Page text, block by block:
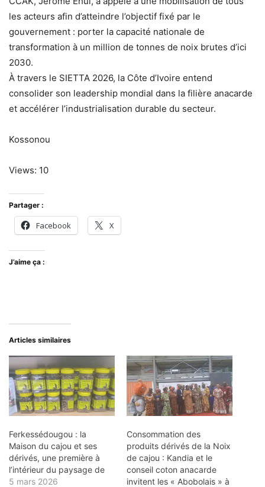
les acteurs afin d’atteindre l’objectif fixé par le
gouvernement : porter la capacité nationale de
transformation à un million de tonnes de noix brutes d’ici
2030.
À travers le SIETTA 2026, la Côte d’Ivoire entend
consolider son leadership mondial dans la filière anacarde
et accélérer l’industrialisation durable du secteur.
Kossonou
Views: 10
Partager :
Facebook X
J’aime ça :
Articles similaires
Ferkessédougou : la
Maison du cajou et ses
dérivés, une première à
l’intérieur du paysage de
5 mars 2026
Consommation des
produits dérivés de la Noix
de cajou : Kandia et le
conseil coton anacarde
invitent les « Abobolais » à